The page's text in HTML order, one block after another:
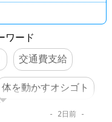
ワード
交通費支給
体を動かすオシゴト
2日前